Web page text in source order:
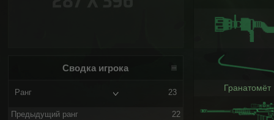
Сводка игрока
Ранг 23
Предыдущий ранг 22
Гранатомёт